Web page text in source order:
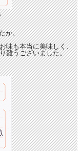
か。
味も本当に美味しく、
難うございました。